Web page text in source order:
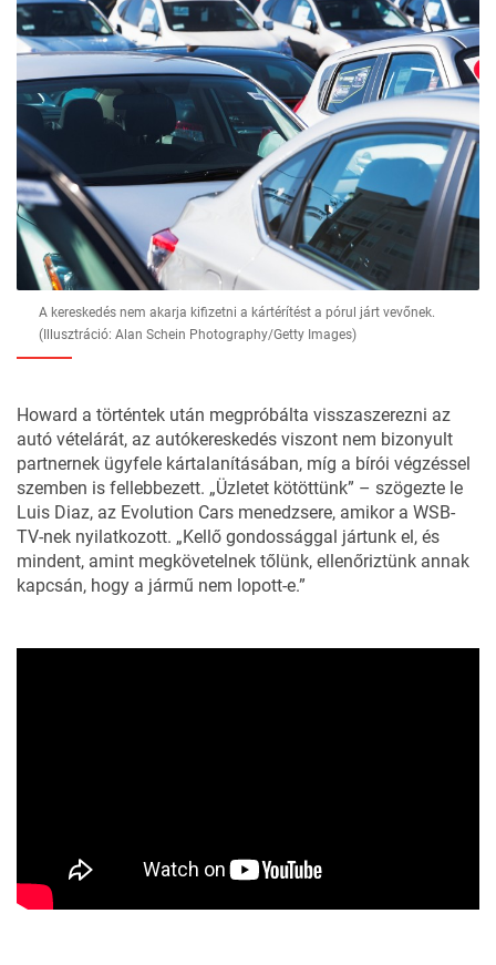
A kereskedés nem akarja kifizetni a kártérítést a pórul járt vevőnek.
(Illusztráció: Alan Schein Photography/Getty Images)
Howard a történtek után megpróbálta visszaszerezni az
autó vételárát, az autókereskedés viszont nem bizonyult
partnernek ügyfele kártalanításában, míg a bírói végzéssel
szemben is fellebbezett. „Üzletet kötöttünk” – szögezte le
Luis Diaz, az Evolution Cars menedzsere, amikor a WSB-
TV-nek nyilatkozott. „Kellő gondossággal jártunk el, és
mindent, amint megkövetelnek tőlünk, ellenőriztünk annak
kapcsán, hogy a jármű nem lopott-e.”